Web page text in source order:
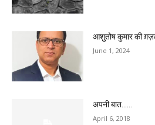
आशुतोष कुमार की
June 1, 2024
अपनी बात……
April 6, 2018